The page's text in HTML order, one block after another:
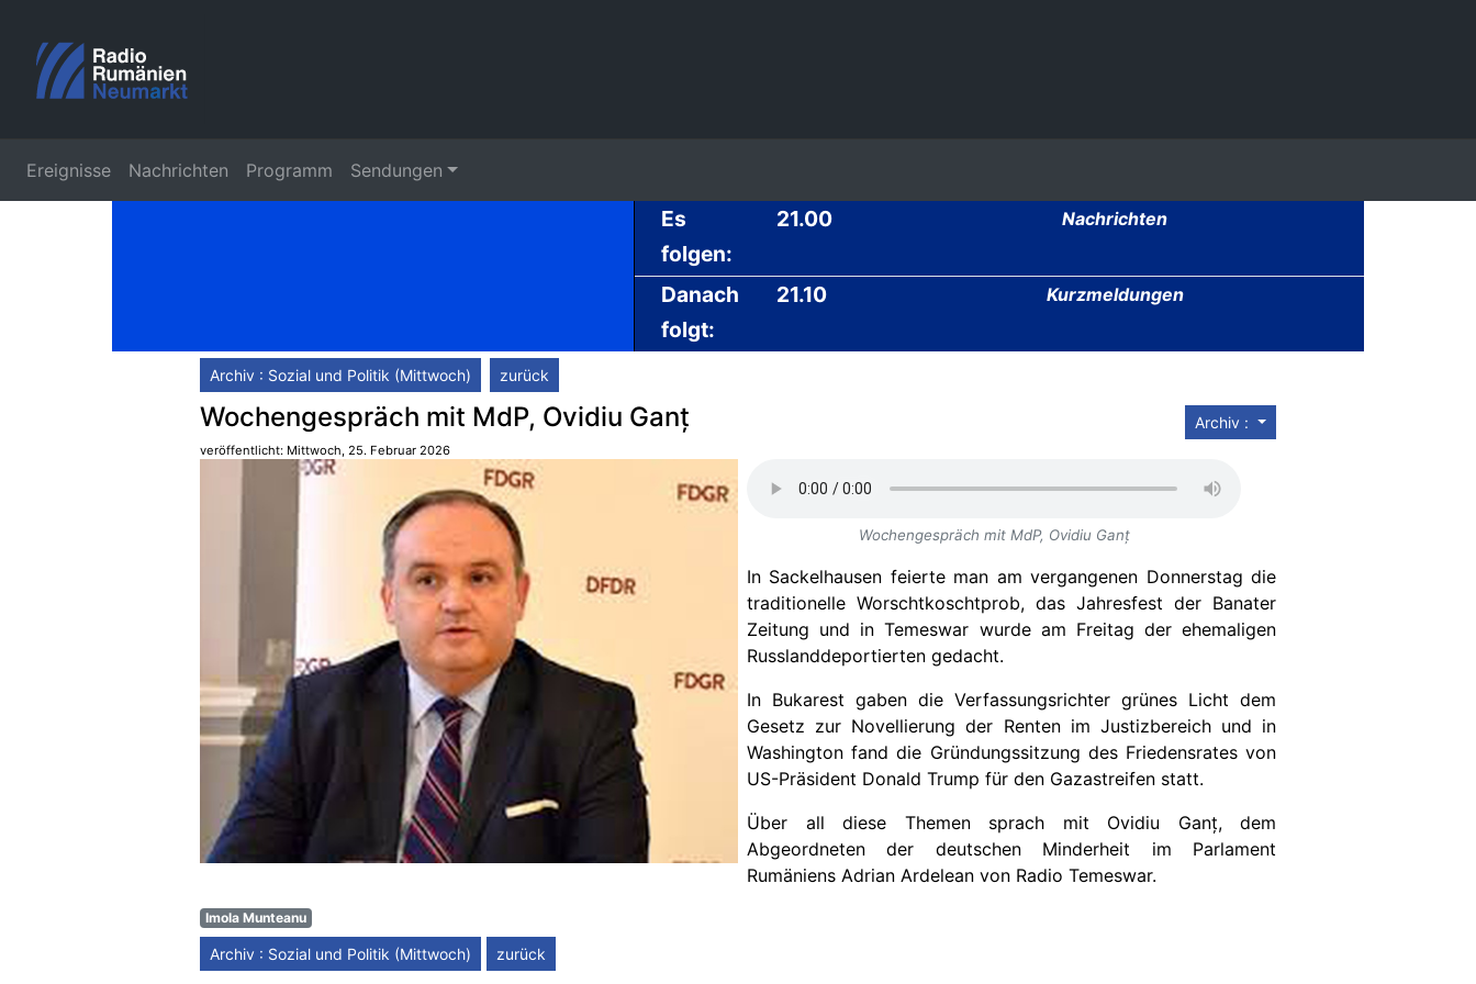
Ereignisse Nachrichten Programm Sendungen
Es
folgen:
21.00 Nachrichten
Danach
folgt:
21.10 Kurzmeldungen
Archiv : Sozial und Politik (Mittwoch) zurück
Archiv :
Wochengespräch mit MdP, Ovidiu Ganț
veröffentlicht: Mittwoch, 25. Februar 2026
Wochengespräch mit MdP, Ovidiu Ganț
In Sackelhausen feierte man am vergangenen Donnerstag die
traditionelle Worschtkoschtprob, das Jahresfest der Banater
Zeitung und in Temeswar wurde am Freitag der ehemaligen
Russlanddeportierten gedacht.
In Bukarest gaben die Verfassungsrichter grünes Licht dem
Gesetz zur Novellierung der Renten im Justizbereich und in
Washington fand die Gründungssitzung des Friedensrates von
US-Präsident Donald Trump für den Gazastreifen statt.
Über all diese Themen sprach mit Ovidiu Ganț, dem
Abgeordneten der deutschen Minderheit im Parlament
Rumäniens Adrian Ardelean von Radio Temeswar.
Imola Munteanu
Archiv : Sozial und Politik (Mittwoch) zurück